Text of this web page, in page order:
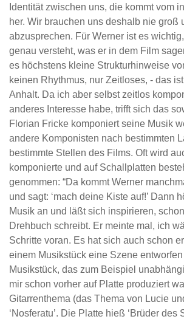
Identität zwischen uns, die kommt vom
her. Wir brauchen uns deshalb nie groß
abzusprechen. Für Werner ist es
genau versteht, was er in dem Film
es höchstens kleine Strukturhinweise
keinen Rhythmus, nur Zeitloses, - das
Anhalt. Da ich aber selbst zeitlos
anderes Interesse habe, trifft sich das
Florian Fricke komponiert seine Musik
andere Komponisten nach bestimmten
bestimmte Stellen des Films. Oft wird
komponierte und auf Schallplatten
genommen: “Da kommt Werner
und sagt: ‘mach deine Kiste auf!’ Dann
Musik an und läßt sich inspirieren,
Drehbuch schreibt. Er meinte mal, ich
Schritte voran. Es hat sich auch schon
einem Musikstück eine Szene
Musikstück, das zum Beispiel
mir schon vorher auf Platte produziert
Gitarrenthema (das Thema von Lucie
‘Nosferatu’. Die Platte hieß ‘Brüder des